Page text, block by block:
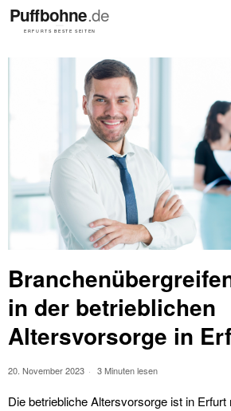
in der betrieblichen
Altersvorsorge in
20. November 2023 3 Minuten lesen
Die betriebliche Altersvorsorge ist in Erfurt